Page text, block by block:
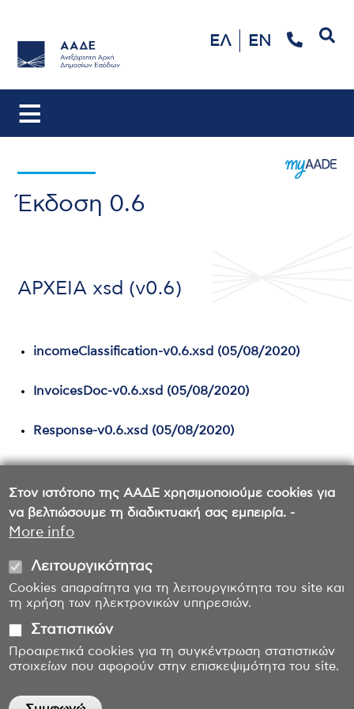
Στον ιστότοπο της ΑΑΔΕ χρησιμοποιούμε cookies για
να βελτιώσουμε τη διαδικτυακή σας εμπειρία. -
More info
Λειτουργικότητας
Cookies απαραίτητα για τη λειτουργικότητα του site και
τη χρήση των ηλεκτρονικών υπηρεσιών.
Στατιστικών
Προαιρετικά cookies για τη συγκέντρωση στατιστικών
στοιχείων που αφορούν στην επισκεψιμότητα του site.
ΕΛ EN
Έκδοση 0.6
ΑΡΧΕΙΑ xsd (v0.6)
incomeClassification-v0.6.xsd (05/08/2020)
InvoicesDoc-v0.6.xsd (05/08/2020)
Response-v0.6.xsd (05/08/2020)